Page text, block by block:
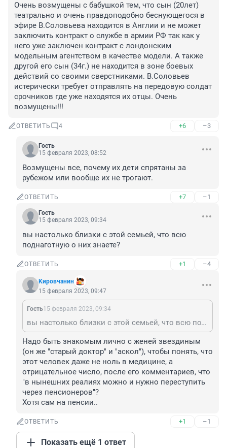
Очень возмущены с бабушкой тем, что сын (20лет)
театрально и очень правдоподобно беснующегося в
эфире В.Соловьева находится в Англии и не может
заключить контракт о службе в армии РФ так как у
него уже заключен контракт с лондонским
модельным агентством в качестве модели. А также
другой его сын (34г.) не находится в зоне боевых
действий со своими сверстниками. В.Соловьев
истерически требует отправлять на передовую солдат
срочников где уже находятся их отцы. Очень
возмущены!!!
ОТВЕТИТЬ 4 +6 –3
Гость
15 февраля 2023, 08:52
Возмущены все, почему их дети спрятаны за
рубежом или вообще их не трогают.
ОТВЕТИТЬ +7 –1
Гость
15 февраля 2023, 09:34
вы настолько близки с этой семьей, что всю
поднаготную о них знаете?
ОТВЕТИТЬ +1 –4
Kиpoвчaнин
15 февраля 2023, 09:47
Гость15 февраля 2023, 09:34
вы настолько близки с этой семьей, что всю поднаготную о них знаете?
Надо быть знакомым лично с женей звездиным
(он же "старый доктор" и "аскол"), чтобы понять, что
этот человек даже не ноль в медицине, а
отрицательное число, после его комментариев, что
"в нынешних реалиях можно и нужно переступить
через пенсионеров"?
Хотя сам на пенсии..
ОТВЕТИТЬ +1 –1
Показать ещё 1 ответ